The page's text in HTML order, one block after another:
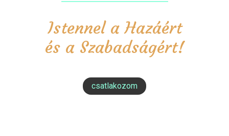
Istennel a Hazáért
és a Szabadságért!
csatlakozom